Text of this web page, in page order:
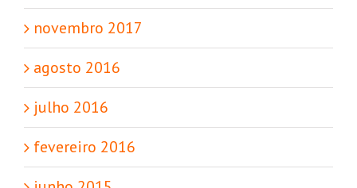
novembro 2017
agosto 2016
julho 2016
fevereiro 2016